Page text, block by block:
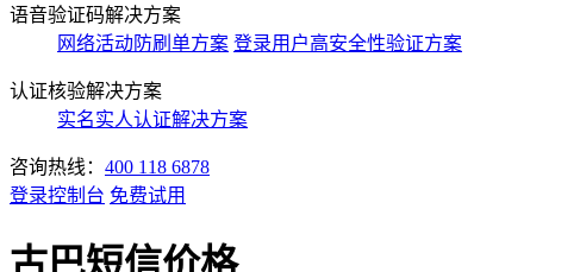
语音验证码解决方案
网络活动防刷单方案 登录用户高安全性验证方案
认证核验解决方案
实名实人认证解决方案
咨询热线： 400 118 6878
登录控制台 免费试用